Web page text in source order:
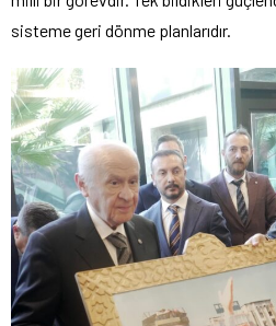
sisteme geri dönme planlarıdır.